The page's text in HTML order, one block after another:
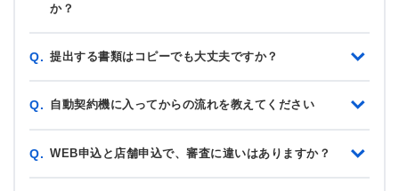
か？
Q. 提出する書類はコピーでも大丈夫ですか？
Q. 自動契約機に入ってからの流れを教えてください
Q. WEB申込と店舗申込で、審査に違いはありますか？